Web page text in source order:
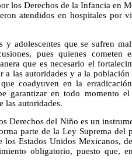
los Derechos de la Infancia en
atendidos en hospitales por
y adolescentes que se sufren
pues quienes cometen
que es necesario el
las autoridades y a la población
coadyuven en la
garantizar en todo momento
las autoridades.
Derechos del Niño es un
parte de la Ley Suprema del
Estados Unidos Mexicanos,
obligatorio, puesto que,